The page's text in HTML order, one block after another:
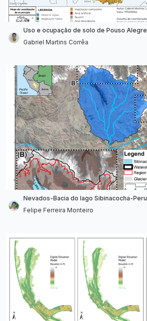
Uso e ocupação de solo de Pouso Alegre
Gabriel Martins Corrêa
Nevados-Bacia do lago Sibinacocha-Peru
Felipe Ferreira Monteiro